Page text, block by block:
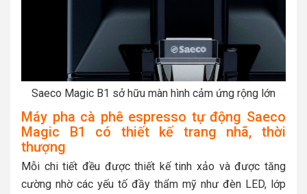
Saeco Magic B1 sở hữu màn hình cảm ứng rộng lớn
Máy pha cà phê espresso tự động Saeco
Magic B1 có thiết kế trang nhã, thời
thượng
Mỗi chi tiết đều được thiết kế tinh xảo và được tăng
cường nhờ các yếu tố đầy thẩm mỹ như đèn LED, lớp